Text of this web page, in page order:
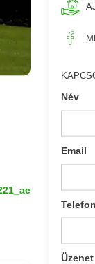
Név
Email
Üzenet